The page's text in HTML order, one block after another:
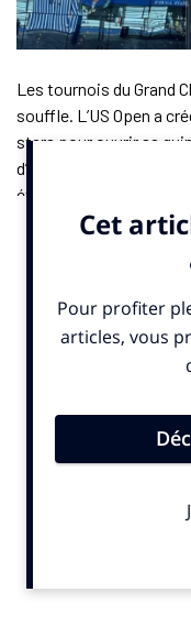
Les tournois du Grand
souffle. L’US Open a
stars pour ouvrir sa
d’Australie avait le
événement, qui s’est
qualification, a
amateurs et
spectaculaire : un
attribué par un
bénéficié d’un
l’opération était dotée
original : un million de
, Jordan
Qualifié via le